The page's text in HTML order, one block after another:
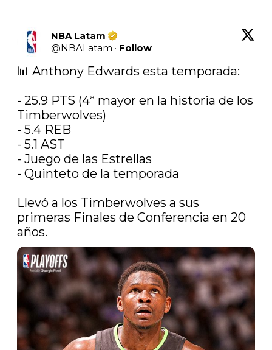
NBA Latam
@NBALatam · Follow
📊 Anthony Edwards esta temporada:
- 25.9 PTS (4ª mayor en la historia de los
Timberwolves)
- 5.4 REB
- 5.1 AST
- Juego de las Estrellas
- Quinteto de la temporada
Llevó a los Timberwolves a sus
primeras Finales de Conferencia en 20
años.